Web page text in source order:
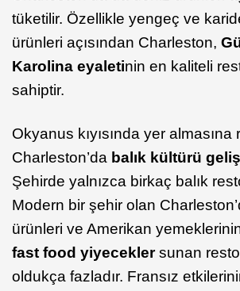
tüketilir. Özellikle yengeç ve
ürünleri açısından Charleston,
Karolina eyaletinin en kaliteli
sahiptir.
Okyanus kıyısında yer almasına
Charleston’da balık kültürü
Şehirde yalnızca birkaç balık
Modern bir şehir olan
ürünleri ve Amerikan yemeklerinin
fast food yiyeceklersunan
oldukça fazladır. Fransız